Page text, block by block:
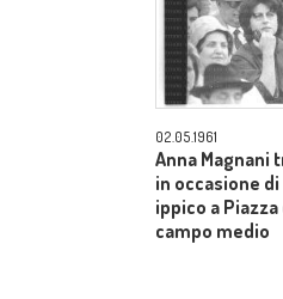
02.05.1961
Anna Magnani
in occasione
ippico a Piazza
campo medio